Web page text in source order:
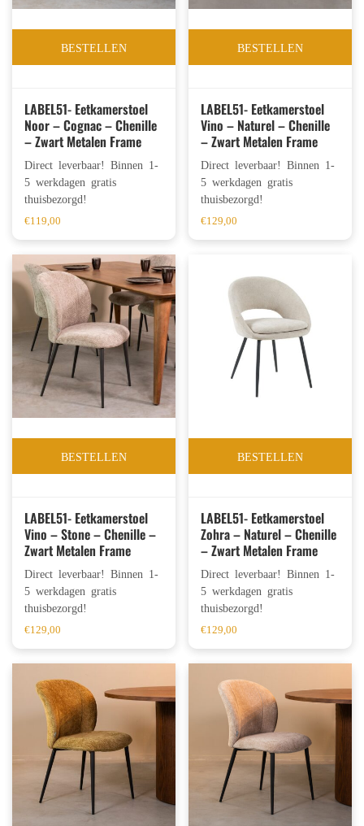
BESTELLEN
LABEL51- Eetkamerstoel
Noor – Cognac – Chenille
– Zwart Metalen Frame
Direct leverbaar! Binnen 1-
5 werkdagen gratis
thuisbezorgd!
€119,00
BESTELLEN
LABEL51- Eetkamerstoel
Vino – Naturel – Chenille
– Zwart Metalen Frame
Direct leverbaar! Binnen 1-
5 werkdagen gratis
thuisbezorgd!
€129,00
BESTELLEN
LABEL51- Eetkamerstoel
Vino – Stone – Chenille –
Zwart Metalen Frame
Direct leverbaar! Binnen 1-
5 werkdagen gratis
thuisbezorgd!
€129,00
BESTELLEN
LABEL51- Eetkamerstoel
Zohra – Naturel – Chenille
– Zwart Metalen Frame
Direct leverbaar! Binnen 1-
5 werkdagen gratis
thuisbezorgd!
€129,00